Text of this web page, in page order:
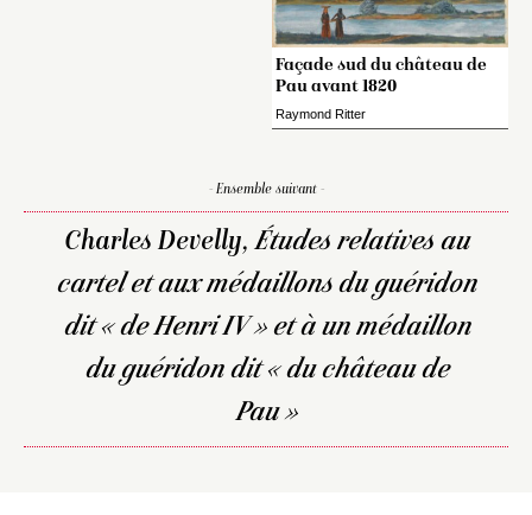
Façade sud du château de
Pau avant 1820
Raymond Ritter
- Ensemble suivant -
Charles Develly, Études relatives au
cartel et aux médaillons du guéridon
dit « de Henri IV » et à un médaillon
du guéridon dit « du château de
Pau »